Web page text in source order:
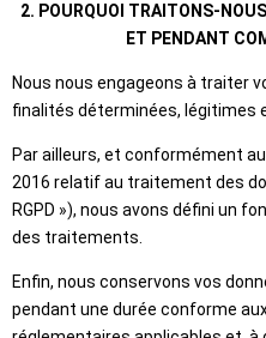
2. POURQUOI TRAITONS-
ET PENDANT
Nous nous engageons à traiter
finalités déterminées, légitimes
Par ailleurs, et conformément
2016 relatif au traitement des
RGPD »), nous avons défini un
des traitements.
Enfin, nous conservons vos
pendant une durée conforme